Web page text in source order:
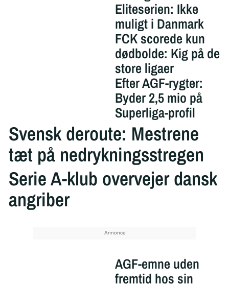
Eliteserien: Ikke
muligt i Danmark
FCK scorede kun
dødbolde: Kig på de
store ligaer
Efter AGF-rygter:
Byder 2,5 mio på
Superliga-profil
Svensk deroute: Mestrene
tæt på nedrykningsstregen
Serie A-klub overvejer dansk
angriber
AGF-emne uden
fremtid hos sin